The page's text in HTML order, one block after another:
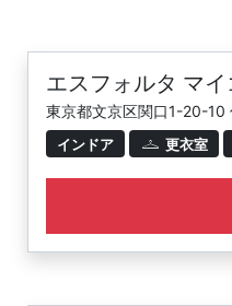
エスフォルタ マ
東京都文京区関口1-20-10
インドア 更衣室